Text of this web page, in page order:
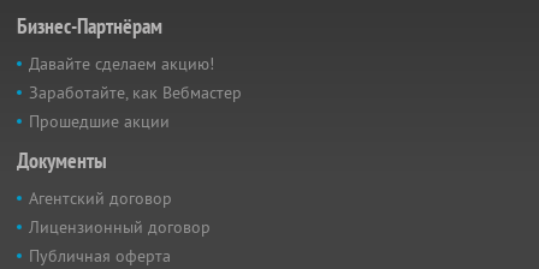
Бизнес-Партнёрам
Давайте сделаем акцию!
Заработайте, как Вебмастер
Прошедшие акции
Документы
Агентский договор
Лицензионный договор
Публичная оферта